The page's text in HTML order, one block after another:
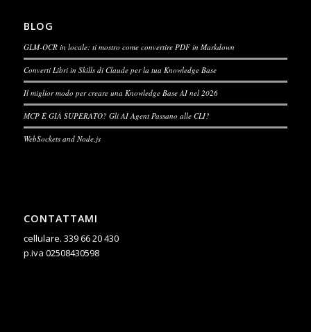
BLOG
GLM-OCR in locale: ti mostro come convertire PDF in Markdown
Converti Libri in Skills di Claude per la tua Knowledge Base
Il miglior modo per creare una Knowledge Base AI nel 2026
MCP È GIÀ SUPERATO? Gli AI Agent Passano alle CLI?
WebSockets and Node.js
CONTATTAMI
cellulare. 339 66 20 430
p.iva 02508430598